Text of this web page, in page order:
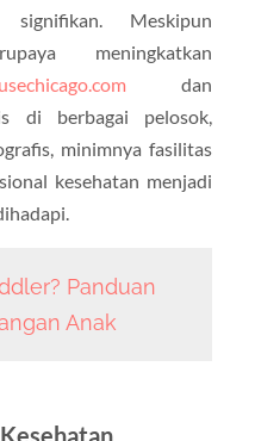
Meskipun
meningkatkan
dan
di berbagai pelosok,
minimnya fasilitas
kesehatan menjadi
Panduan
Anak